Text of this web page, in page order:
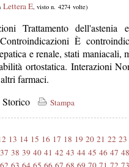
Lettera E, visto n. 4274 volte)
Trattamento dell'astenia
È
e renale, stati maniacali,
ortostatica. Interazioni
farmaci.
Storico Stampa
13 14 15 16 17 18 19 20 21 22 23
37 38 39 40 41 42 43 44 45 46 47 48